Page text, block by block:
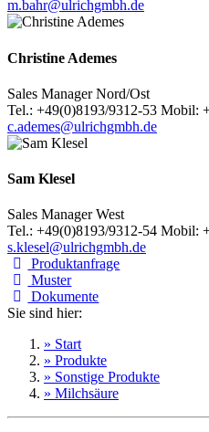
m.bahr@ulrichgmbh.de
Christine Ademes
Sales Manager Nord/Ost
Tel.: +49(0)8193/9312-53 Mobil:
c.ademes@ulrichgmbh.de
Sam Klesel
Sales Manager West
Tel.: +49(0)8193/9312-54 Mobil:
s.klesel@ulrichgmbh.de
Produktanfrage
Muster
Dokumente
Sie sind hier:
» Start
» Produkte
» Sonstige Produkte
» Milchsäure